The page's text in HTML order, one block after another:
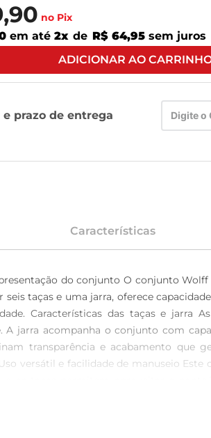
,90 no Pix
em até 2x de R$ 64,95 sem juros
ADICIONAR AO
e prazo de entrega
Características
do conjunto O conjunto
taças e uma jarra, oferece
Características das taças e jarra
jarra acompanha o conjunto com
transparência e acabamento que
versátil e facilidade de manuseio Este
cada utilização, atendendo às